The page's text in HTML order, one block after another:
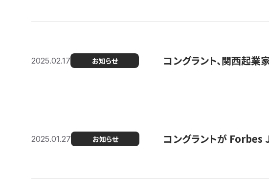
2025.02.17 お知らせ コングラント、関西起
2025.01.27 お知らせ コングラントが Forbes